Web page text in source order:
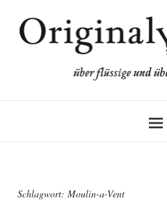
Schlagwort: Moulin-a-Vent